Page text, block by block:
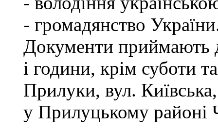
- громадянство
Документи приймають
і години, крім суботи
Прилуки, вул.
у Прилуцькому районі